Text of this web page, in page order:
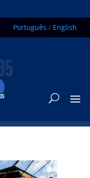
Português / English